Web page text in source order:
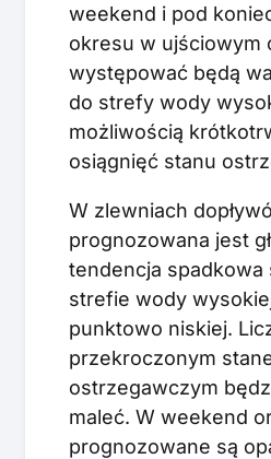
weekend i pod
okresu w ujściowym
występować będą
do strefy wody
możliwością
osiągnięć stanu
W zlewniach
prognozowana jest
tendencja spadkowa
strefie wody
punktowo niskiej.
przekroczonym
ostrzegawczym
maleć. W weekend
prognozowane są